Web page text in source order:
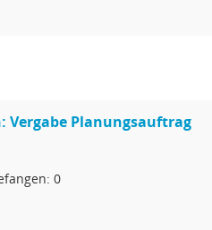
Vergabe Planungsauftrag
0